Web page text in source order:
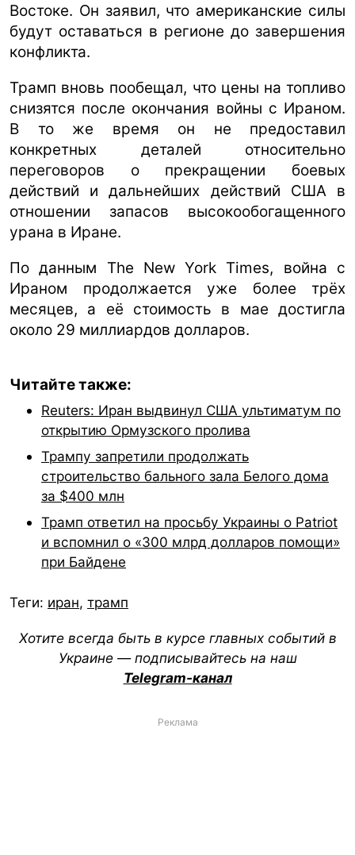
Востоке. Он заявил, что американские силы
будут оставаться в регионе до завершения
конфликта.
Трамп вновь пообещал, что цены на топливо
снизятся после окончания войны с Ираном.
В то же время он не предоставил
конкретных деталей относительно
переговоров о прекращении боевых
действий и дальнейших действий США в
отношении запасов высокообогащенного
урана в Иране.
По данным The New York Times, война с
Ираном продолжается уже более трёх
месяцев, а её стоимость в мае достигла
около 29 миллиардов долларов.
Читайте также:
Reuters: Иран выдвинул США ультиматум по
открытию Ормузского пролива
Трампу запретили продолжать
строительство бального зала Белого дома
за $400 млн
Трамп ответил на просьбу Украины о Patriot
и вспомнил о «300 млрд долларов помощи»
при Байдене
Теги: иран, трамп
Хотите всегда быть в курсе главных событий в
Украине — подписывайтесь на наш
Telegram-канал
Реклама